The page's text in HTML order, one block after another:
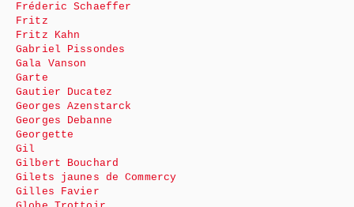
Fréderic Schaeffer
Fritz
Fritz Kahn
Gabriel Pissondes
Gala Vanson
Garte
Gautier Ducatez
Georges Azenstarck
Georges Debanne
Georgette
Gil
Gilbert Bouchard
Gilets jaunes de Commercy
Gilles Favier